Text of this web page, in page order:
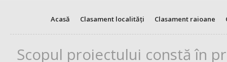
Acasă Clasament localități Clasament raioane
Scopul proiectului constă în